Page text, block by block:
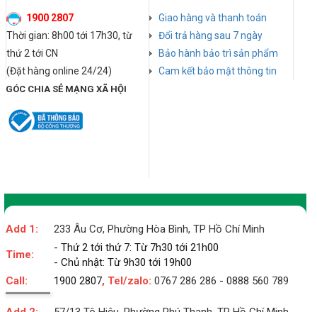
1900 2807
Thời gian: 8h00 tới 17h30, từ
thứ 2 tới CN
(Đặt hàng online 24/24)
Giao hàng và thanh toán
Đổi trả hàng sau 7 ngày
Bảo hành bảo trì sản phẩm
Cam kết bảo mật thông tin
GÓC CHIA SẺ MẠNG XÃ HỘI
Add 1: 233 Âu Cơ, Phường Hòa Bình, TP Hồ Chí Minh
Time:
- Thứ 2 tới thứ 7: Từ 7h30 tới 21h00
- Chủ nhật: Từ 9h30 tới 19h00
Call:
1900 2807, Tel/zalo: 0767 286 286 - 0888 560 789